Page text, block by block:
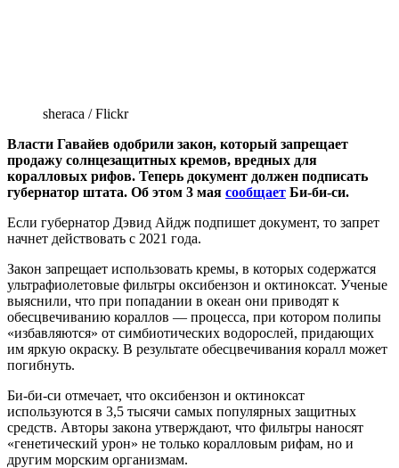
sheraca / Flickr
Власти Гавайев одобрили закон, который запрещает
продажу солнцезащитных кремов, вредных для
коралловых рифов. Теперь документ должен подписать
губернатор штата. Об этом 3 мая сообщает Би-би-си.
Если губернатор Дэвид Айдж подпишет документ, то запрет
начнет действовать с 2021 года.
Закон запрещает использовать кремы, в которых содержатся
ультрафиолетовые фильтры оксибензон и октиноксат. Ученые
выяснили, что при попадании в океан они приводят к
обесцвечиванию кораллов — процесса, при котором полипы
«избавляются» от симбиотических водорослей, придающих
им яркую окраску. В результате обесцвечивания коралл может
погибнуть.
Би-би-си отмечает, что оксибензон и октиноксат
используются в 3,5 тысячи самых популярных защитных
средств. Авторы закона утверждают, что фильтры наносят
«генетический урон» не только коралловым рифам, но и
другим морским организмам.